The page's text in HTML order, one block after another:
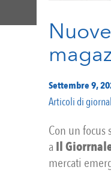
Settembre 9,
Articoli di
Con un focus
a Il
mercati